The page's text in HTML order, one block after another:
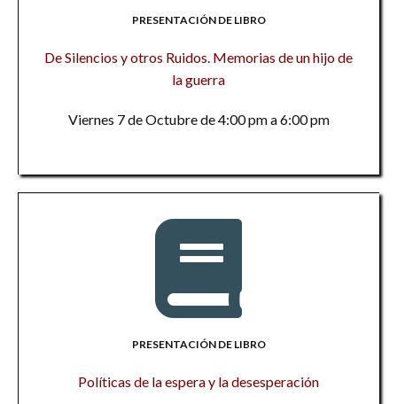
PRESENTACIÓN DE LIBRO
De Silencios y otros Ruidos. Memorias de un hijo de
la guerra
Viernes 7 de Octubre de 4:00 pm a 6:00 pm
PRESENTACIÓN DE LIBRO
Políticas de la espera y la desesperación